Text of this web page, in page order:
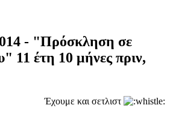
- "Πρόσκληση σε
11 έτη 10 μήνες πριν,
Έχουμε και σετλιστ